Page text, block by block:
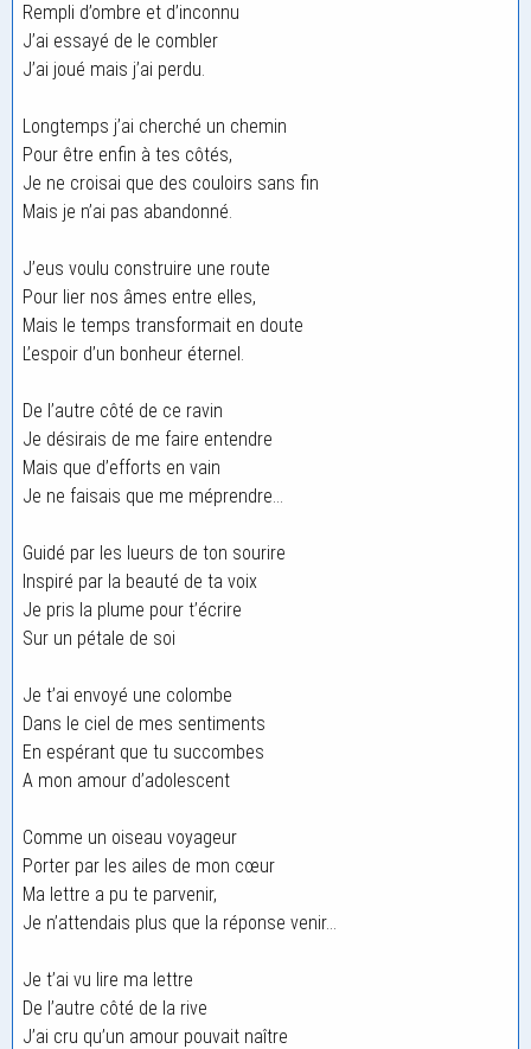
Rempli d’ombre et d’inconnu
J’ai essayé de le combler
J’ai joué mais j’ai perdu.
Longtemps j’ai cherché un chemin
Pour être enfin à tes côtés,
Je ne croisai que des couloirs sans fin
Mais je n’ai pas abandonné.
J’eus voulu construire une route
Pour lier nos âmes entre elles,
Mais le temps transformait en doute
L’espoir d’un bonheur éternel.
De l’autre côté de ce ravin
Je désirais de me faire entendre
Mais que d’efforts en vain
Je ne faisais que me méprendre…
Guidé par les lueurs de ton sourire
Inspiré par la beauté de ta voix
Je pris la plume pour t’écrire
Sur un pétale de soi
Je t’ai envoyé une colombe
Dans le ciel de mes sentiments
En espérant que tu succombes
A mon amour d’adolescent
Comme un oiseau voyageur
Porter par les ailes de mon cœur
Ma lettre a pu te parvenir,
Je n’attendais plus que la réponse venir…
Je t’ai vu lire ma lettre
De l’autre côté de la rive
J’ai cru qu’un amour pouvait naître